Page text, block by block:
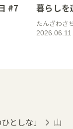
#7 暮らし
2026.06.11
たんざわさ
としな」 山の